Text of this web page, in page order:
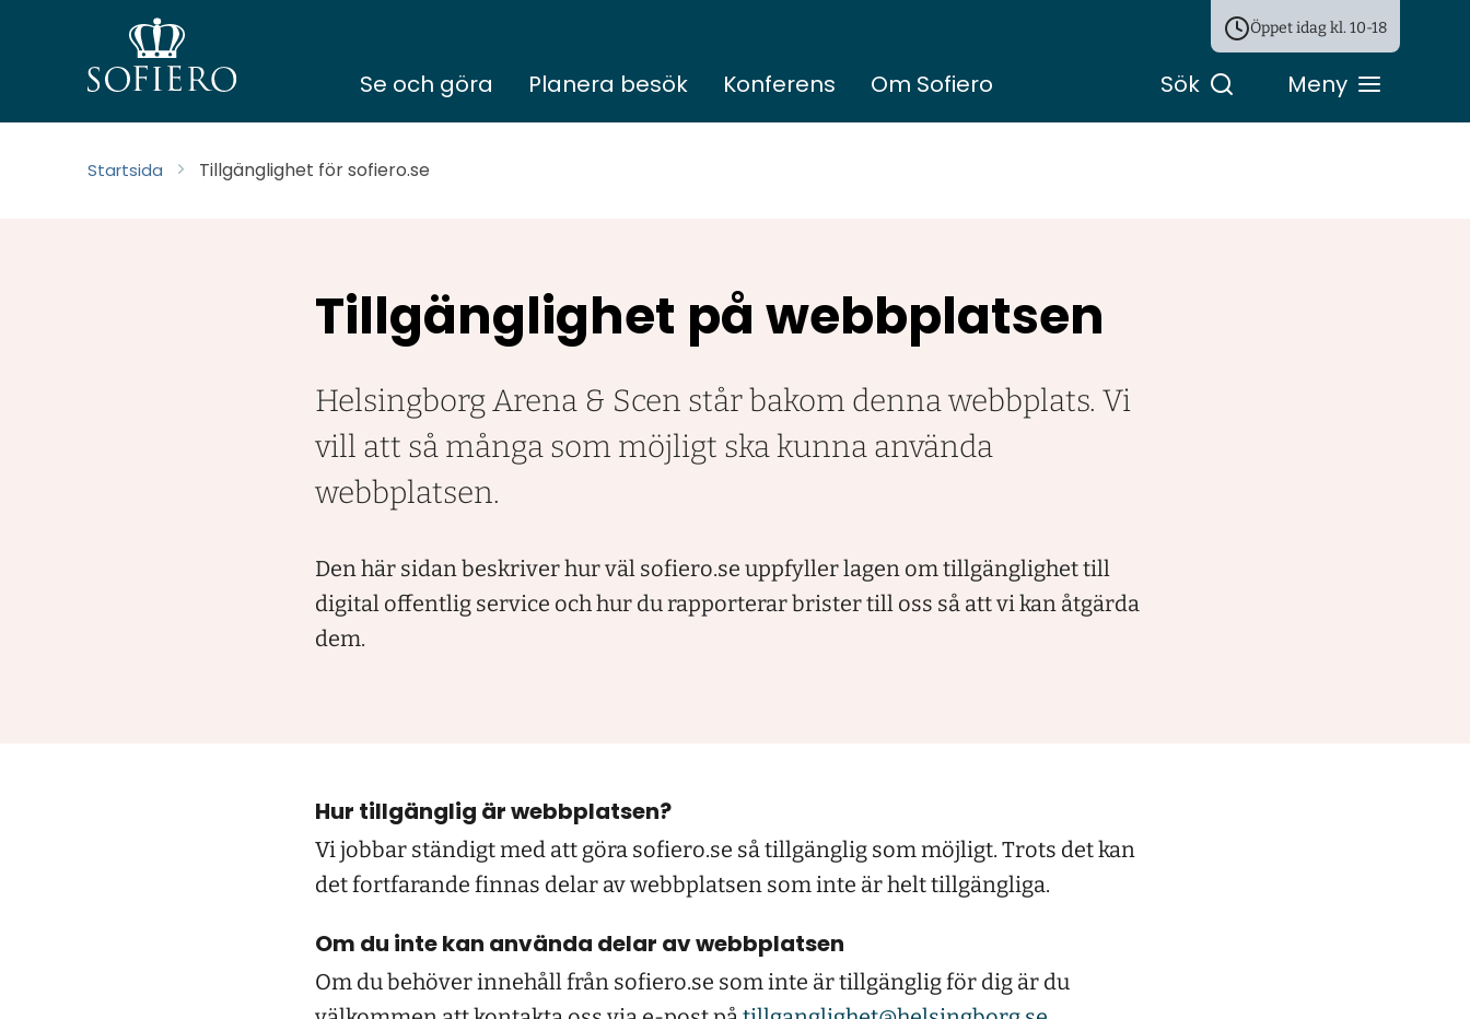
Se och göra Planera besök Konferens Om Sofiero
Öppet idag kl. 10-18
Sök Meny
Startsida Tillgänglighet för sofiero.se
Tillgänglighet på webbplatsen
Helsingborg Arena & Scen står bakom denna webbplats. Vi
vill att så många som möjligt ska kunna använda
webbplatsen.
Den här sidan beskriver hur väl sofiero.se uppfyller lagen om tillgänglighet till
digital offentlig service och hur du rapporterar brister till oss så att vi kan åtgärda
dem.
Hur tillgänglig är webbplatsen?
Vi jobbar ständigt med att göra sofiero.se så tillgänglig som möjligt. Trots det kan
det fortfarande finnas delar av webbplatsen som inte är helt tillgängliga.
Om du inte kan använda delar av webbplatsen
Om du behöver innehåll från sofiero.se som inte är tillgänglig för dig är du